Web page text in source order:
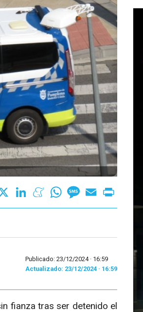
LinkedInMeneameWhatsAppMessage
Email
Publicado: 23/12/2024 · 16:59
Actualizado: 23/12/2024 · 16:59
fianza tras ser detenido el